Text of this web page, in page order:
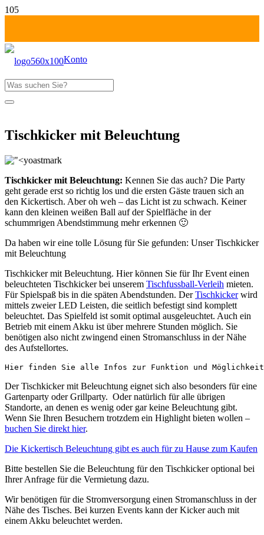
Konto
Tischkicker mit Beleuchtung
Tischkicker mit Beleuchtung: Kennen Sie das auch? Die Party
geht gerade erst so richtig los und die ersten Gäste trauen sich an
den Kickertisch. Aber oh weh – das Licht ist zu schwach. Keiner
kann den kleinen weißen Ball auf der Spielfläche in der
schummrigen Abendstimmung mehr erkennen 🙂
Da haben wir eine tolle Lösung für Sie gefunden: Unser Tischkicker
mit Beleuchtung
Tischkicker mit Beleuchtung. Hier können Sie für Ihr Event einen
beleuchteten Tischkicker bei unserem Tischfussball-Verleih mieten.
Für Spielspaß bis in die späten Abendstunden. DerTischkickerwird
mittels zweier LED Leisten, die seitlich befestigt sind komplett
beleuchtet. Das Spielfeld ist somit optimal ausgeleuchtet. Auch ein
Betrieb mit einem Akku ist über mehrere Stunden möglich. Sie
benötigen also nicht zwingend einen Stromanschluss in der Nähe
des Aufstellortes.
Hier finden Sie alle Infos zur Funktion und
Der Tischkicker mit Beleuchtung eignet sich also besonders für eine
Gartenparty oder Grillparty. Oder natürlich für alle übrigen
Standorte, an denen es wenig oder gar keine Beleuchtung gibt.
Wenn Sie Ihren Besuchern trotzdem ein Highlight bieten wollen –
buchen Sie direkt hier.
Die Kickertisch Beleuchtung gibt es auch für zu Hause zum Kaufen
Bitte bestellen Sie die Beleuchtung für den Tischkicker optional bei
Ihrer Anfrage für die Vermietung dazu.
Wir benötigen für die Stromversorgung einen Stromanschluss in der
Nähe des Tisches. Bei kurzen Events kann der Kicker auch mit
einem Akku beleuchtet werden.